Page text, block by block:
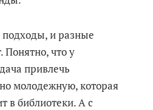
подходы, и разные
Понятно, что у
привлечь
молодежную, которая
в библиотеки. А с